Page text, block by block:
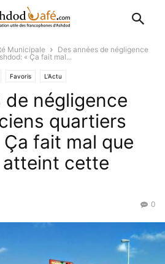
Municipale
Des années de négligence
« Ça fait mal...
Favoris L'Actu
de négligence
quartiers
Ça fait mal que
atteint cette
0